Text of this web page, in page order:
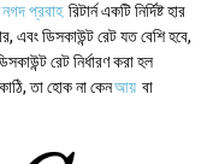
নগদ প্রবাহ রিটার্ন একটি নির্দিষ্ট হার
এবং ডিসকাউন্ট রেট যত বেশি হবে,
রেট নির্ধারণ করা হল
তা হোক না কেনআয় বা